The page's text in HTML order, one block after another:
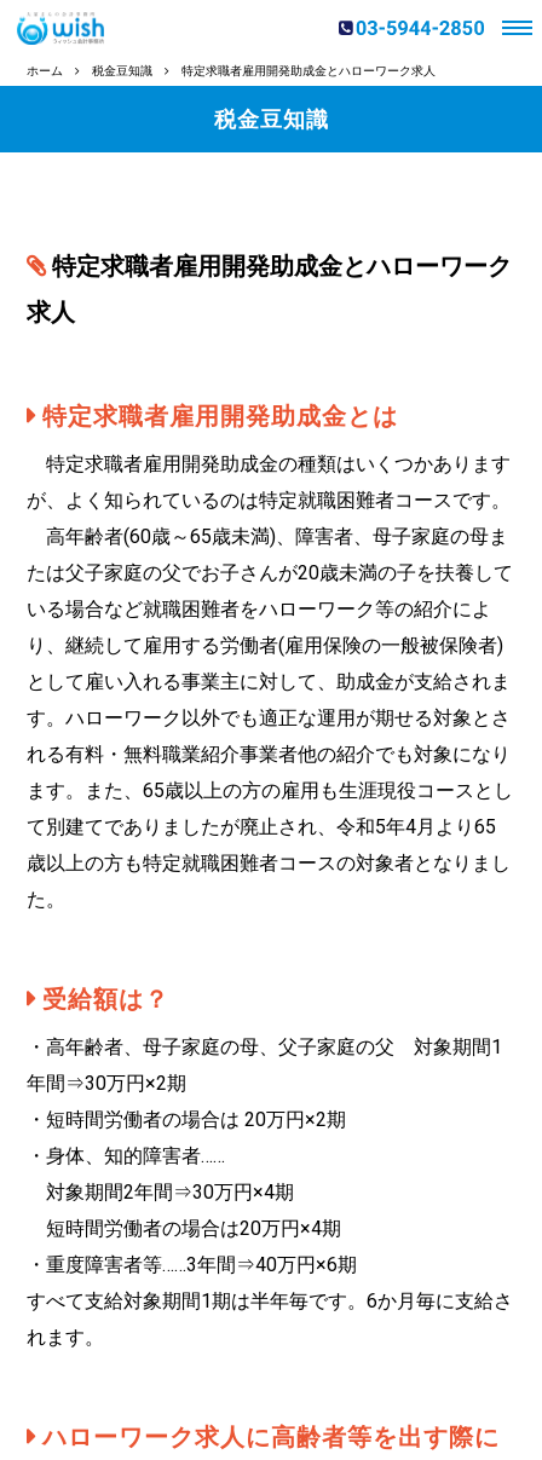
ホーム 税金豆知識 特定求職者雇用開発助成金とハローワーク求人
税金豆知識
特定求職者雇用開発助成金とハローワーク
求人
特定求職者雇用開発助成金とは
特定求職者雇用開発助成金の種類はいくつかあります
が、よく知られているのは特定就職困難者コースです。
高年齢者(60歳～65歳未満)、障害者、母子家庭の母ま
たは父子家庭の父でお子さんが20歳未満の子を扶養して
いる場合など就職困難者をハローワーク等の紹介によ
り、継続して雇用する労働者(雇用保険の一般被保険者)
として雇い入れる事業主に対して、助成金が支給されま
す。ハローワーク以外でも適正な運用が期せる対象とさ
れる有料・無料職業紹介事業者他の紹介でも対象になり
ます。また、65歳以上の方の雇用も生涯現役コースとし
て別建てでありましたが廃止され、令和5年4月より65
歳以上の方も特定就職困難者コースの対象者となりまし
た。
受給額は？
・高年齢者、母子家庭の母、父子家庭の父 対象期間1
年間⇒30万円×2期
・短時間労働者の場合は 20万円×2期
・身体、知的障害者……
対象期間2年間⇒30万円×4期
短時間労働者の場合は20万円×4期
・重度障害者等……3年間⇒40万円×6期
すべて支給対象期間1期は半年毎です。6か月毎に支給さ
れます。
ハローワーク求人に高齢者等を出す際に